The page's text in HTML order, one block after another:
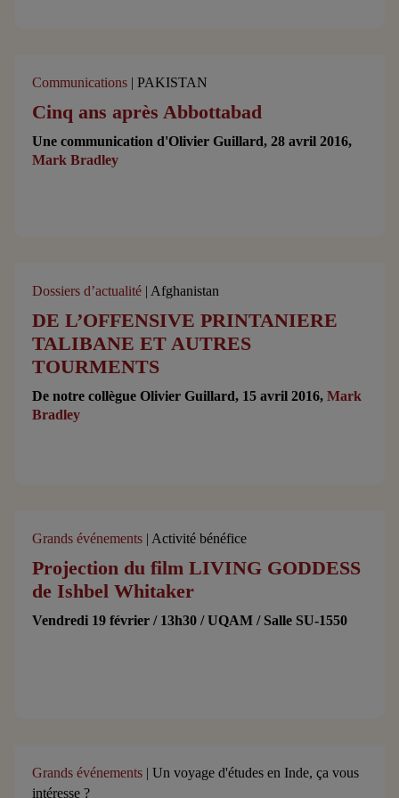
Communications | PAKISTAN
Cinq ans après Abbottabad
Une communication d'Olivier Guillard, 28 avril 2016,
Mark Bradley
Dossiers d’actualité | Afghanistan
DE L’OFFENSIVE PRINTANIERE
TALIBANE ET AUTRES
TOURMENTS
De notre collègue Olivier Guillard, 15 avril 2016,Mark
Bradley
Grands événements | Activité bénéfice
Projection du film LIVING GODDESS
de Ishbel Whitaker
Vendredi 19 février / 13h30 / UQAM / Salle SU-1550
Grands événements | Un voyage d'études en Inde, ça vous
intéresse ?